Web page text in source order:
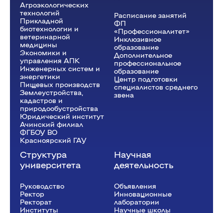
Агроэкологических
технологий
Прикладной
биотехнологии и
ветеринарной
медицины
Экономики и
управления АПК
Инженерных систем и
энергетики
Пищевых производств
Землеустройства,
кадастров и
природообустройства
Юридический институт
Ачинский филиал
ФГБОУ ВО
Красноярский ГАУ
Расписание занятий
ФП
«Профессионалитет»
Инклюзивное
образование
Дополнительное
профессиональное
образование
Центр подготовки
специалистов среднего
звена
Структура
университета
Руководство
Ректор
Рeкторат
Институты
Научная
деятельность
Объявления
Инновационные
лаборатории
Научные школы